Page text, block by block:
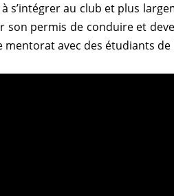
s’intégrer au club et plus
son permis de conduire et
avec des étudiants de